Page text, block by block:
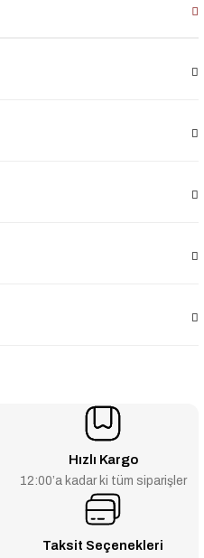
Hızlı Kargo
12:00’a kadar ki tüm siparişler
Taksit Seçenekleri